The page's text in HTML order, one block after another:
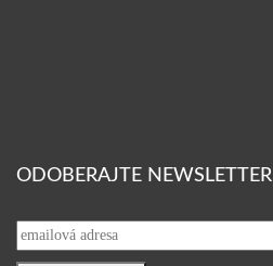
ODOBERAJTE NEWSLETTER